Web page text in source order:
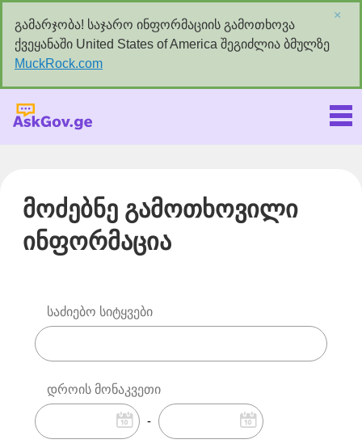
გამარჯობა! საჯარო ინფორმაციის გამოთხოვა
ქვეყანაში United States of America შეგიძლია ბმულზე
MuckRock.com
×
მოძებნე გამოთხოვილი
ინფორმაცია
საძიებო სიტყვები
დროის მონაკვეთი
-